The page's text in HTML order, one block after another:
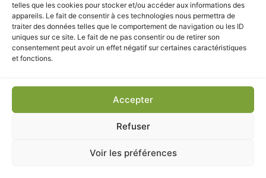
telles que les cookies pour stocker et/ou accéder aux informations des
appareils. Le fait de consentir à ces technologies nous permettra de
traiter des données telles que le comportement de navigation ou les ID
uniques sur ce site. Le fait de ne pas consentir ou de retirer son
consentement peut avoir un effet négatif sur certaines caractéristiques
et fonctions.
Accepter
Refuser
Voir les préférences
CES PRODUITS POURRAIENT
VOUS INTÉRESSER